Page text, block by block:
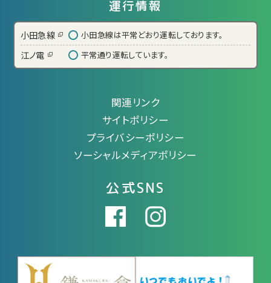
運行情報
小田急線 小田急線は平常どおり運転しております。
江ノ電 平常通り運転しています。
関連リンク
サイトポリシー
プライバシーポリシー
ソーシャルメディアポリシー
公式SNS